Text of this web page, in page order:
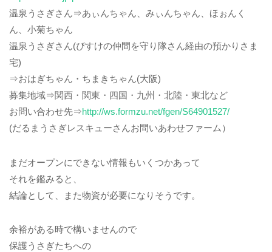
温泉うさぎさん⇒あぃんちゃん、みぃんちゃん、ほぉんく
ん、小菊ちゃん
温泉うさぎさん(ぴすけの仲間を守り隊さん経由の預かりさま
宅)
⇒おはぎちゃん・ちまきちゃん(大阪)
募集地域⇒関西・関東・四国・九州・北陸・東北など
お問い合わせ先⇒http://ws.formzu.net/fgen/S64901527/
(だるまうさぎレスキューさんお問いあわせファーム）
まだオープンにできない情報もいくつかあって
それを鑑みると、
結論として、また物資が必要になりそうです。
余裕がある時で構いませんので
保護うさぎたちへの